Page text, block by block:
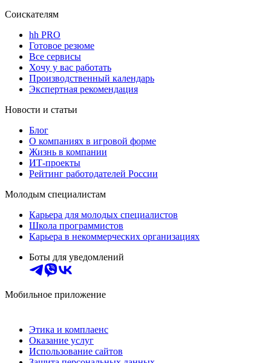
Соискателям
hh PRO
Готовое резюме
Все сервисы
Хочу у вас работать
Производственный календарь
Экспертная рекомендация
Новости и статьи
Блог
О компаниях в игровой форме
Жизнь в компании
ИТ-проекты
Рейтинг работодателей России
Молодым специалистам
Карьера для молодых специалистов
Школа программистов
Карьера в некоммерческих организациях
Боты для уведомлений
Мобильное приложение
Этика и комплаенс
Оказание услуг
Использование сайтов